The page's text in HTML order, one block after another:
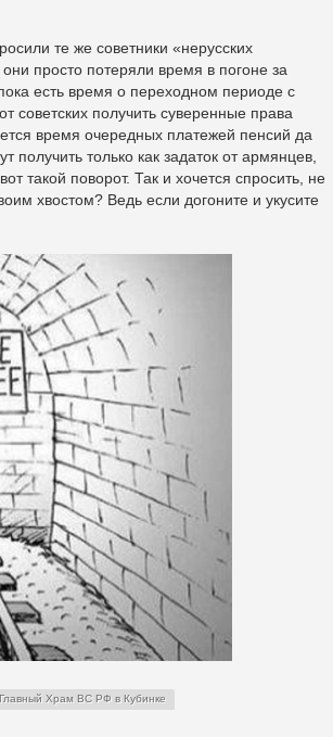
те же советники «нерусских
просто потеряли время в погоне за
есть время о переходном периоде с
советских получить суверенные права
время очередных платежей пенсий да
получить только как задаток от армянцев,
такой поворот. Так и хочется спросить, не
хвостом? Ведь если догоните и укусите
Главный Храм ВС РФ в Кубинке